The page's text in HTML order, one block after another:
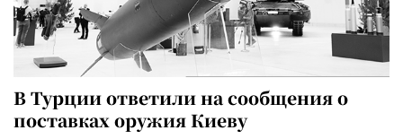
В Турции ответили на сообщения о
поставках оружия Киеву